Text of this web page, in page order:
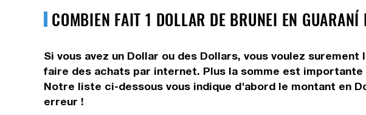
COMBIEN FAIT 1 DOLLAR DE BRUNEI EN GUARANÍ
Si vous avez un Dollar ou des Dollars, vous voulez
faire des achats par internet. Plus la somme est
Notre liste ci-dessous vous indique d'abord le montant en
erreur !